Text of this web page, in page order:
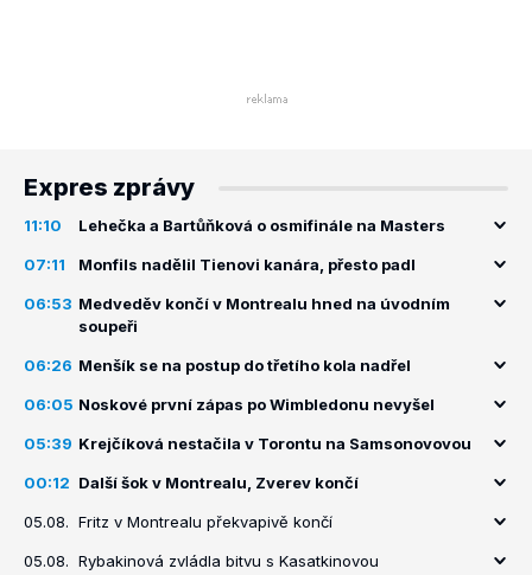
Expres zprávy
11:10 Lehečka a Bartůňková o osmifinále na Masters
07:11 Monfils nadělil Tienovi kanára, přesto padl
06:53 Medveděv končí v Montrealu hned na úvodním
soupeři
06:26 Menšík se na postup do třetího kola nadřel
06:05 Noskové první zápas po Wimbledonu nevyšel
05:39 Krejčíková nestačila v Torontu na Samsonovovou
00:12 Další šok v Montrealu, Zverev končí
05.08. Fritz v Montrealu překvapivě končí
05.08. Rybakinová zvládla bitvu s Kasatkinovou